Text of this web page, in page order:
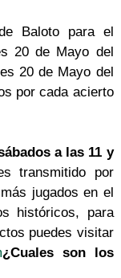
Baloto para el
20 de Mayo del
20 de Mayo del
por cada acierto
a las 11 y
transmitido por
jugados en el
históricos, para
puedes visitar
¿Cuales son los